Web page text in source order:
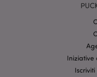
Iniziative
l"Informativa sulla